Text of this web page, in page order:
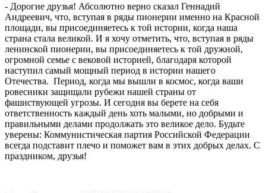
- Дорогие друзья! Абсолютно верно сказал Геннадий
Андреевич, что, вступая в ряды пионерии именно на Красной
площади, вы присоединяетесь к той истории, когда наша
страна стала великой. И я хочу отметить, что, вступая в ряды
ленинской пионерии, вы присоединяетесь к той дружной,
огромной семье с вековой историей, благодаря которой
наступил самый мощный период в истории нашего
Отечества. Период, когда мы вышли в космос, когда ваши
ровесники защищали рубежи нашей страны от
фашиствующей угрозы. И сегодня вы берете на себя
ответственность каждый день хоть малыми, но добрыми и
правильными делами продолжать это великое дело. Будьте
уверены: Коммунистическая партия Российской Федерации
всегда подставит плечо и поможет вам в этих добрых делах. С
праздником, друзья!